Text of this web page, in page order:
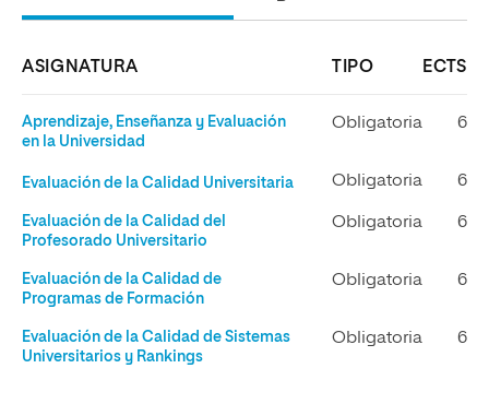
ASIGNATURA TIPO ECTS
Aprendizaje, Enseñanza y Evaluación
en la Universidad
Obligatoria 6
Evaluación de la Calidad Universitaria Obligatoria 6
Evaluación de la Calidad del
Profesorado Universitario
Obligatoria 6
Evaluación de la Calidad de
Programas de Formación
Obligatoria 6
Evaluación de la Calidad de Sistemas
Universitarios y Rankings
Obligatoria 6